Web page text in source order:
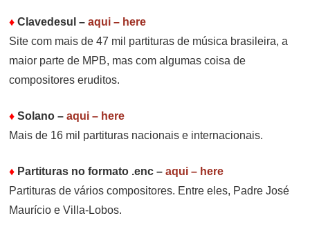
♦Clavedesul–aqui – here
Site com mais de 47 mil partituras de música brasileira, a
maior parte de MPB, mas com algumas coisa de
compositores eruditos.
♦Solano–aqui – here
Mais de 16 mil partituras nacionais e internacionais.
♦ Partituras no formato .enc –aqui – here
Partituras de vários compositores. Entre eles, Padre José
Maurício e Villa-Lobos.